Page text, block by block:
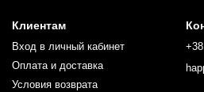
Клиентам
Вход в личный кабинет
Оплата и доставка
Условия возврата